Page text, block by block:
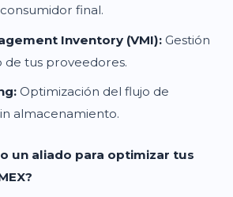
final.
Inventory (VMI): Gestión
de tus proveedores.
Optimización del flujo de
almacenamiento.
un aliado para optimizar tus